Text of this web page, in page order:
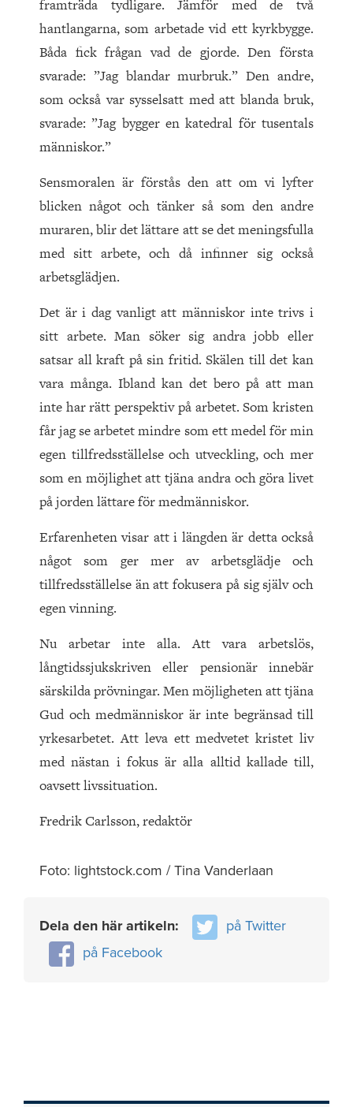
framträda tydligare. Jämför med de två
hantlangarna, som arbetade vid ett kyrkbygge.
Båda fick frågan vad de gjorde. Den första
svarade: ”Jag blandar murbruk.” Den andre,
som också var sysselsatt med att blanda bruk,
svarade: ”Jag bygger en katedral för tusentals
människor.”
Sensmoralen är förstås den att om vi lyfter
blicken något och tänker så som den andre
muraren, blir det lättare att se det meningsfulla
med sitt arbete, och då infinner sig också
arbetsglädjen.
Det är i dag vanligt att människor inte trivs i
sitt arbete. Man söker sig andra jobb eller
satsar all kraft på sin fritid. Skälen till det kan
vara många. Ibland kan det bero på att man
inte har rätt perspektiv på arbetet. Som kristen
får jag se arbetet mindre som ett medel för min
egen tillfredsställelse och utveckling, och mer
som en möjlighet att tjäna andra och göra livet
på jorden lättare för medmänniskor.
Erfarenheten visar att i längden är detta också
något som ger mer av arbetsglädje och
tillfredsställelse än att fokusera på sig själv och
egen vinning.
Nu arbetar inte alla. Att vara arbetslös,
långtidssjukskriven eller pensionär innebär
särskilda prövningar. Men möjligheten att tjäna
Gud och medmänniskor är inte begränsad till
yrkesarbetet. Att leva ett medvetet kristet liv
med nästan i fokus är alla alltid kallade till,
oavsett livssituation.
Fredrik Carlsson, redaktör
Foto: lightstock.com / Tina Vanderlaan
Dela den här artikeln:
på Twitter
på Facebook